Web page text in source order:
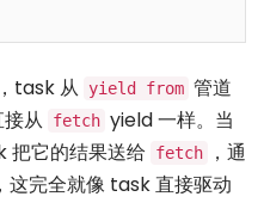
task 从 yield from 管道
从 fetch yield 一样。当
它的结果送给 fetch
，通
这完全就像 task 直接驱动